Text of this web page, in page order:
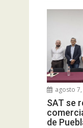
agosto
SAT se
de